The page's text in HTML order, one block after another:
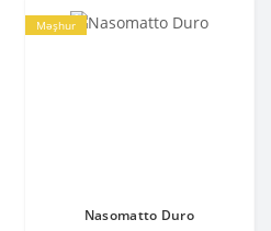
Məşhur
Nasomatto Duro